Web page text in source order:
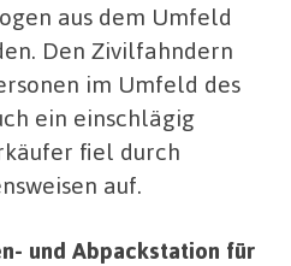
aus dem Umfeld
Den Zivilfahndern
im Umfeld des
ein einschlägig
fiel durch
auf.
und Abpackstation für